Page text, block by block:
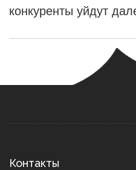
конкуренты уйдут
Контакты